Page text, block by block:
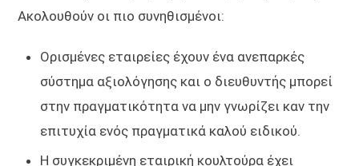
Ακολουθούν οι πιο συνηθισμένοι:
Ορισμένες εταιρείες έχουν ένα ανεπαρκές
σύστημα αξιολόγησης και ο διευθυντής μπορεί
στην πραγματικότητα να μην γνωρίζει καν την
επιτυχία ενός πραγματικά καλού ειδικού.
Η συγκεκριμένη εταιρική κουλτούρα έχει